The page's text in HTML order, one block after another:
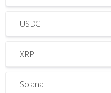
USDC
XRP
Solana